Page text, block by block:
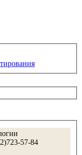
57-84